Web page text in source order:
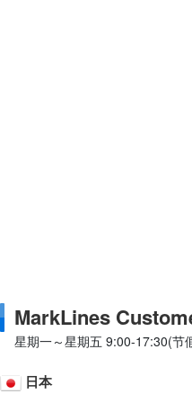
MarkLines
星期一～星期五 9:00-17:30(节
日本